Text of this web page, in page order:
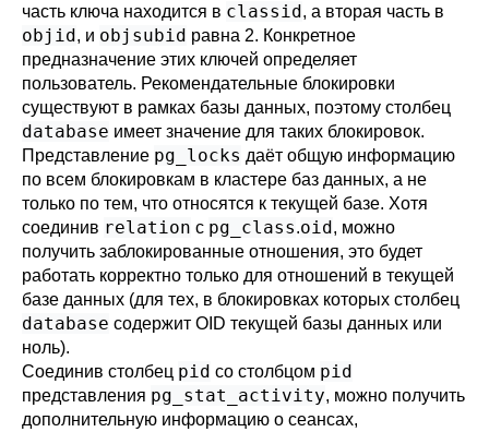
часть ключа находится в classid, а вторая часть в
objid, и objsubid равна 2. Конкретное
предназначение этих ключей определяет
пользователь. Рекомендательные блокировки
существуют в рамках базы данных, поэтому столбец
database имеет значение для таких блокировок.
Представление pg_locks даёт общую информацию
по всем блокировкам в кластере баз данных, а не
только по тем, что относятся к текущей базе. Хотя
соединив relation с pg_class.oid, можно
получить заблокированные отношения, это будет
работать корректно только для отношений в текущей
базе данных (для тех, в блокировках которых столбец
database содержит OID текущей базы данных или
ноль).
Соединив столбец pid со столбцом pid
представления pg_stat_activity, можно получить
дополнительную информацию о сеансах,